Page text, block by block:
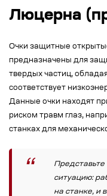
Люцерна
Очки защитные
предназначены для
твердых частиц,
соответствует
Данные очки находят
риском травм глаз,
станках для
Представьте
ситуацию:
на станке, и